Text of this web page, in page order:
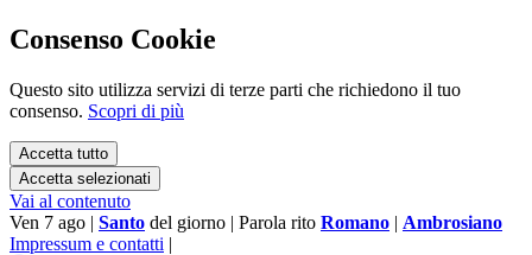
Consenso Cookie
Questo sito utilizza servizi di terze parti che richiedono il tuo
consenso. Scopri di più
Accetta tutto
Accetta selezionati
Vai al contenuto
Ven 7 ago | Santo del giorno | Parola rito Romano | Ambrosiano
Impressum e contatti |